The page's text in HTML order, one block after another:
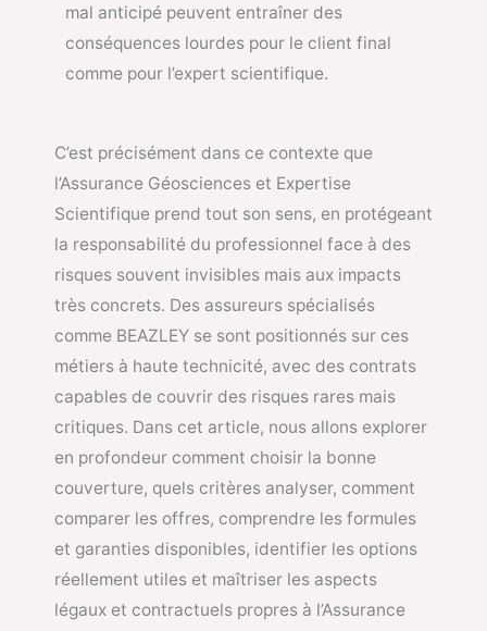
mal anticipé peuvent entraîner des
conséquences lourdes pour le client final
comme pour l’expert scientifique.
C’est précisément dans ce contexte que
l’Assurance Géosciences et Expertise
Scientifique prend tout son sens, en protégeant
la responsabilité du professionnel face à des
risques souvent invisibles mais aux impacts
très concrets. Des assureurs spécialisés
comme BEAZLEY se sont positionnés sur ces
métiers à haute technicité, avec des contrats
capables de couvrir des risques rares mais
critiques. Dans cet article, nous allons explorer
en profondeur comment choisir la bonne
couverture, quels critères analyser, comment
comparer les offres, comprendre les formules
et garanties disponibles, identifier les options
réellement utiles et maîtriser les aspects
légaux et contractuels propres à l’Assurance